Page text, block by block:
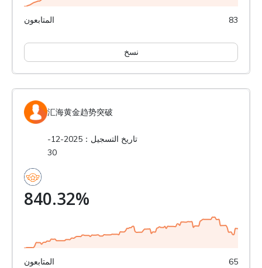
المتابعون 83
نسخ
汇海黄金趋势突破
تاريخ التسجيل：2025-12-
30
840.32%
المتابعون 65